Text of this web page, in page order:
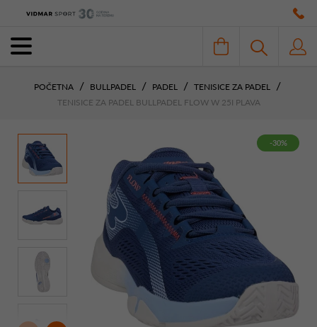
POČETNA BULLPADEL PADEL
TENISICE ZA PADEL
TENISICE ZA PADEL BULLPADEL FLOW W 25I PLAVA
-30%